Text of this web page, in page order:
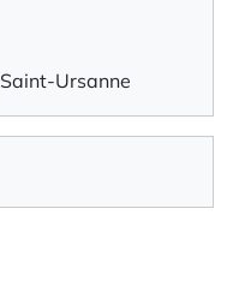
Saint-Ursanne